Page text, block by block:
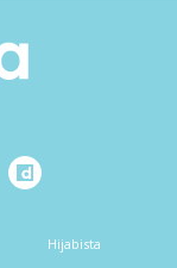
Hijabista